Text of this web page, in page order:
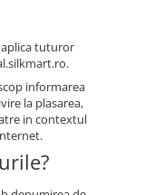
aplica tuturor
informarea
la plasarea,
in contextul